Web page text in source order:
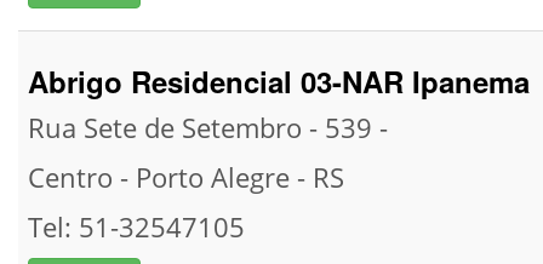
Abrigo Residencial 03-NAR Ipanema
Rua Sete de Setembro - 539 -
Centro - Porto Alegre - RS
Tel: 51-32547105